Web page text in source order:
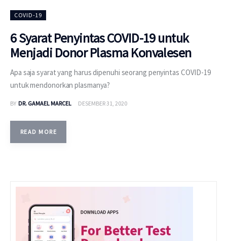
COVID-19
6 Syarat Penyintas COVID-19 untuk
Menjadi Donor Plasma Konvalesen
Apa saja syarat yang harus dipenuhi seorang penyintas COVID-19
untuk mendonorkan plasmanya?
BY DR. GAMAEL MARCEL DESEMBER 31, 2020
READ MORE